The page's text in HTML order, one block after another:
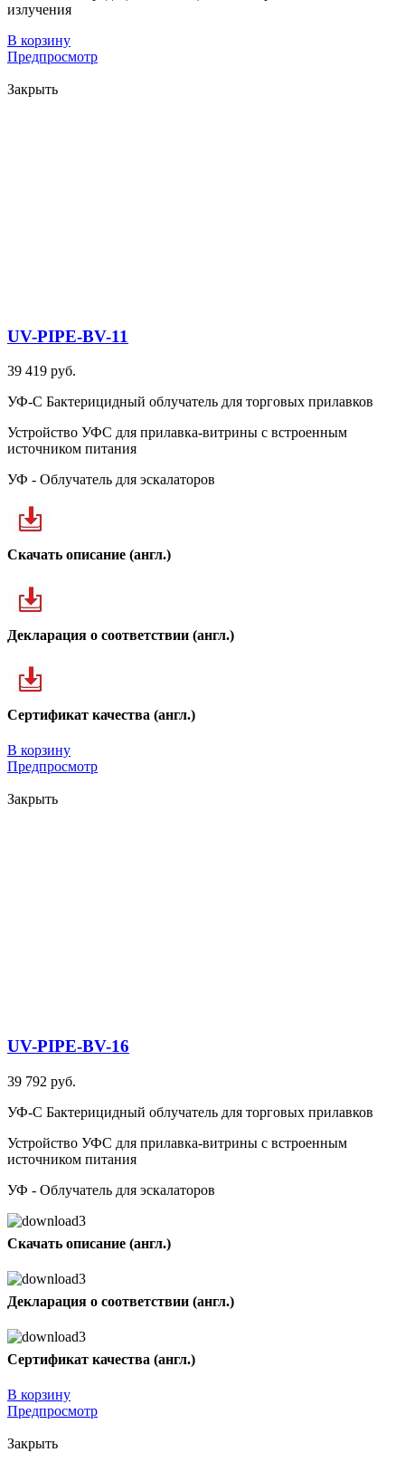
излучения
В корзину
Предпросмотр
Закрыть
UV-PIPE-BV-11
39 419 руб.
УФ-С Бактерицидный облучатель для торговых прилавков
Устройство УФС для прилавка-витрины с встроенным
источником питания
УФ - Облучатель для эскалаторов
Скачать описание (англ.)
Декларация о соответствии (англ.)
Сертификат качества (англ.)
В корзину
Предпросмотр
Закрыть
UV-PIPE-BV-16
39 792 руб.
УФ-С Бактерицидный облучатель для торговых прилавков
Устройство УФС для прилавка-витрины с встроенным
источником питания
УФ - Облучатель для эскалаторов
Скачать описание (англ.)
Декларация о соответствии (англ.)
Сертификат качества (англ.)
В корзину
Предпросмотр
Закрыть